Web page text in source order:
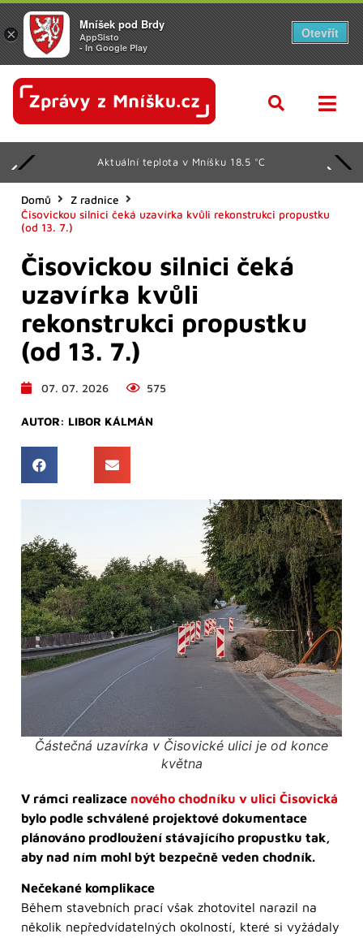
Aktuální teplota v Mníšku 18.5 °C
Domů
Z radnice
Čisovickou silnici čeká uzavírka kvůli rekonstrukci propustku
(od 13. 7.)
Čisovickou silnici čeká
uzavírka kvůli
rekonstrukci propustku
(od 13. 7.)
07. 07. 2026 575
AUTOR: LIBOR KÁLMÁN
Částečná uzavírka v Čisovické ulici je od konce
května
V rámci realizace nového chodníku v ulici Čisovická
bylo podle schválené projektové dokumentace
plánováno prodloužení stávajícího propustku tak,
aby nad ním mohl být bezpečně veden chodník.
Nečekané komplikace
Během stavebních prací však zhotovitel narazil na
několik nepředvídatelných okolností, které si vyžádaly
×
Mníšek pod Brdy
AppSisto
- In Google Play
Otevřít